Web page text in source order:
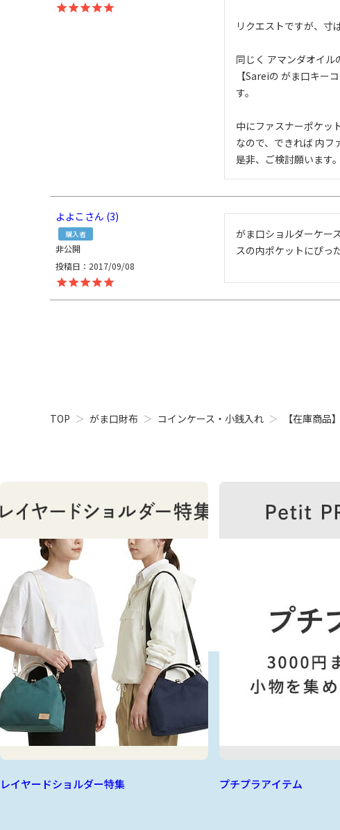
リクエストですが、寸
同じく アマンダオイル
【Sareiの がま口キー
す。
中にファスナーポケッ
なので、できれば 内フ
是非、ご検討願います。
よよこ 3
購入者
非公開
投稿日
2017/09/08
がま口ショルダーケー
スの内ポケットにぴっ
TOP がま口財布 コインケース・小銭入れ 【在庫商
レイヤードショルダー特集 プチプラアイテム